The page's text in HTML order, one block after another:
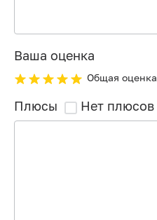
Ваша оценка
Общая оценка
Плюсы Нет плюсов